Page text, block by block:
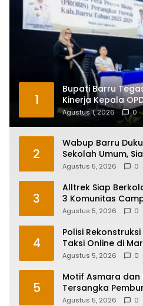
1
Bupati Barru
Kinerja Kepala
Jadi Prioritas
Agustus 1, 2026 0
2
Wabup Barru
Sekolah Umum,
Tim Khusus
Agustus 5, 2026 0
3
Alltrek Siap
3 Komunitas
Makassar di Malino
Agustus 5, 2026 0
4
Polisi
Taksi Online di
Peragakan 24
Agustus 5, 2026 0
5
Motif Asmara dan
Tersangka
Online di Maros
Agustus 5, 2026 0